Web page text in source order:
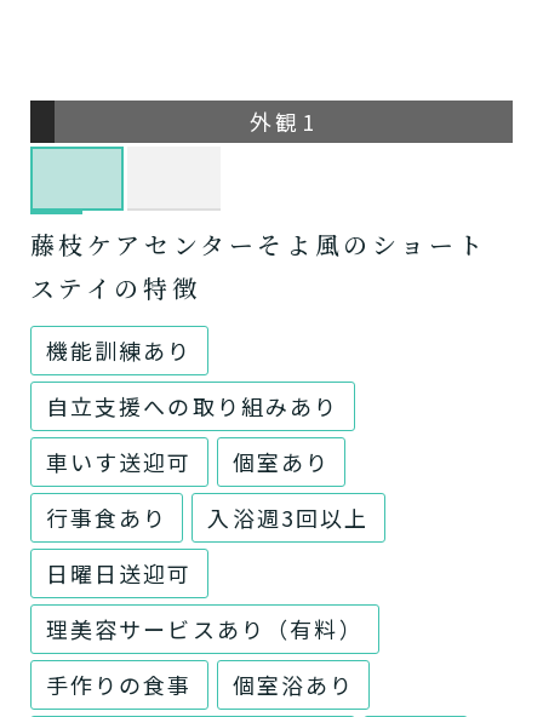
外観1
藤枝ケアセンターそよ風のショート
ステイの特徴
機能訓練あり
自立支援への取り組みあり
車いす送迎可
個室あり
行事食あり
入浴週3回以上
日曜日送迎可
理美容サービスあり（有料）
手作りの食事
個室浴あり